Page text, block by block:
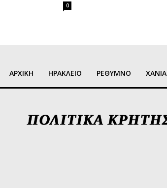
0
ΑΡΧΙΚΗ ΗΡΑΚΛΕΙΟ ΡΕΘΥΜΝΟ ΧΑΝΙΑ